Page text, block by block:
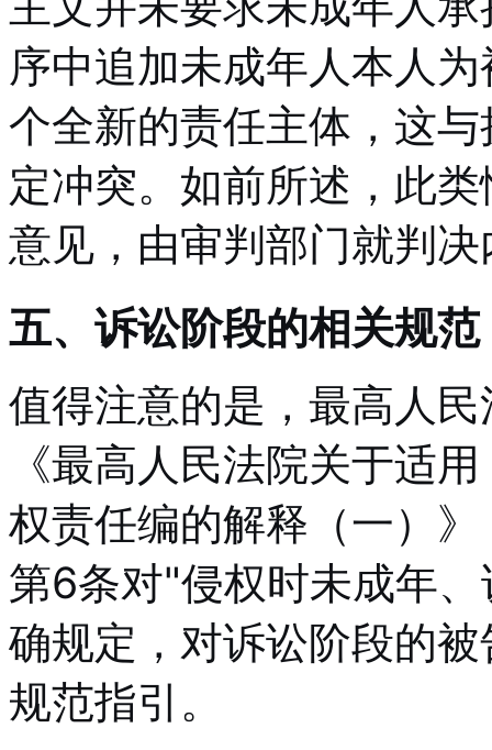
序中追加未成年人本人
个全新的责任主体，这
定冲突。如前所述，此
意见，由审判部门就判
五、诉讼阶段的相关规
值得注意的是，最高人
《最高人民法院关于适
权责任编的解释（一）
第6条对"侵权时未成年
确规定，对诉讼阶段的
规范指引。